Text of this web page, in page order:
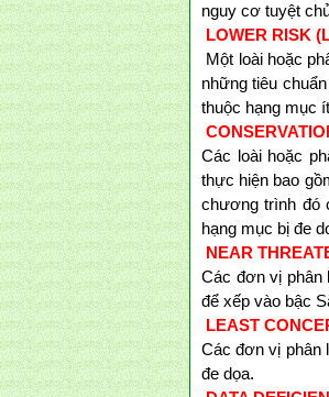
nguy cơ tuyệt
LOWER RISK
Một loài hoặc
những tiêu
thuộc hạng mục
Các loài hoặc
thực hiện bao
chương trình đó
hạng mục bị đe
NEAR
Các đơn vị phân
để xếp vào bậc
LEAST
Các đơn vị phân
đe dọa.